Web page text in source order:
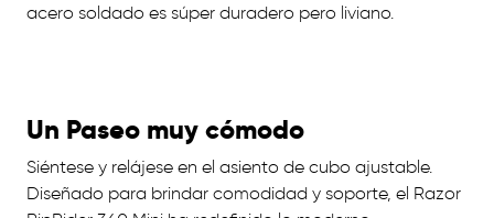
acero soldado es súper duradero pero liviano.
Un Paseo muy cómodo
Siéntese y relájese en el asiento de cubo ajustable.
Diseñado para brindar comodidad y soporte, el Razor